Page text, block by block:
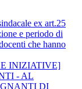
ex art.25
e periodo di
che hanno
INIZIATIVE]
- AL
DI